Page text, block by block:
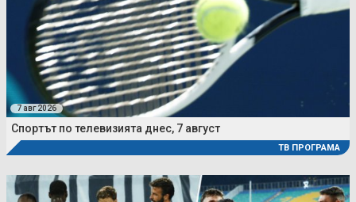
7 авг 2026
Спортът по телевизията днес, 7 август
ТВ ПРОГРАМА